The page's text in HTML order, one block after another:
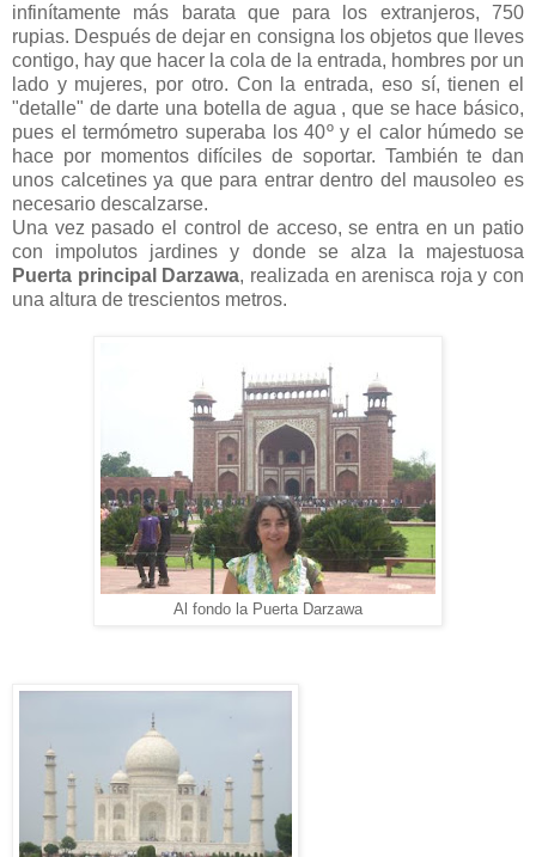
infinítamente más barata que para los extranjeros, 750
rupias. Después de dejar en consigna los objetos que lleves
contigo, hay que hacer la cola de la entrada, hombres por un
lado y mujeres, por otro. Con la entrada, eso sí, tienen el
"detalle" de darte una botella de agua , que se hace básico,
pues el termómetro superaba los 40º y el calor húmedo se
hace por momentos difíciles de soportar. También te dan
unos calcetines ya que para entrar dentro del mausoleo es
necesario descalzarse.
Una vez pasado el control de acceso, se entra en un patio
con impolutos jardines y donde se alza la majestuosa
Puerta principal Darzawa, realizada en arenisca roja y con
una altura de trescientos metros.
Al fondo la Puerta Darzawa